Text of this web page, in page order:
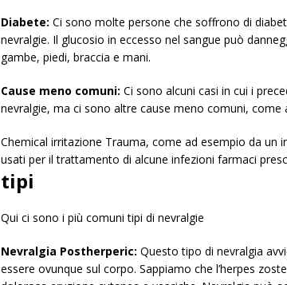
Diabete: Ci sono molte persone che soffrono di
nevralgie. Il glucosio in eccesso nel sangue può
gambe, piedi, braccia e mani.
Cause meno comuni: Ci sono alcuni casi in cui i
nevralgie, ma ci sono altre cause meno comuni, come
Chemical irritazione Trauma, come ad esempio da
usati per il trattamento di alcune infezioni farmaci
tipi
Qui ci sono i più comuni tipi di nevralgie
Nevralgia Postherperic: Questo tipo di nevralgia
essere ovunque sul corpo. Sappiamo che l’herpes